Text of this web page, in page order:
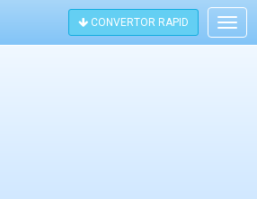
CONVERTOR RAPID